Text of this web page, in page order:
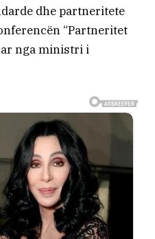
dhe partneritete
“Partneritet
nga ministri i